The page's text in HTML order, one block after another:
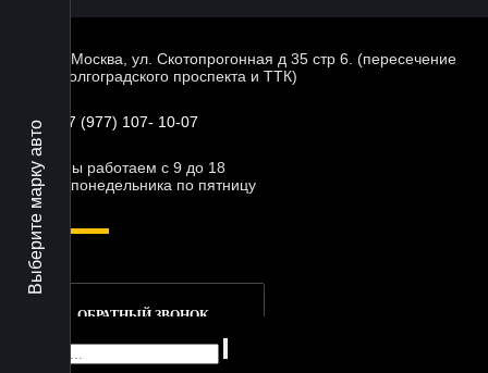
Выберите марку авто
г. Москва, ул. Скотопрогонная д 35 стр 6. (пересечение
Волгоградского проспекта и ТТК)
+7 (977) 107- 10-07
Мы работаем с 9 до 18
с понедельника по пятницу
ОБРАТНЫЙ ЗВОНОК